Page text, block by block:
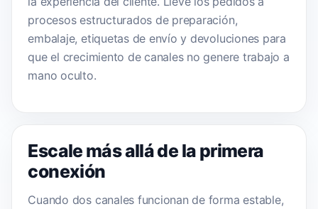
procesos estructurados de preparación,
embalaje, etiquetas de envío y devoluciones para
que el crecimiento de canales no genere trabajo a
mano oculto.
Escale más allá de la primera
conexión
Cuando dos canales funcionan de forma estable,